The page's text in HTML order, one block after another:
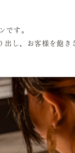
です。
し、お客様を飽き